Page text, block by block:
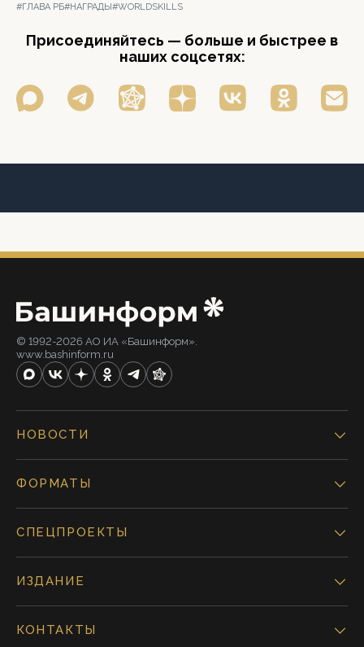
#ГЛАВА РБ#НАГРАДЫ#WORLDSKILLS
Присоединяйтесь — больше и быстрее в
наших соцсетях:
© 1992-2026 АО ИА «Башинформ».
www.bashinform.ru
НОВОСТИ
ФОРМАТЫ
СПЕЦПРОЕКТЫ
ИЗДАНИЕ
КОНТАКТЫ